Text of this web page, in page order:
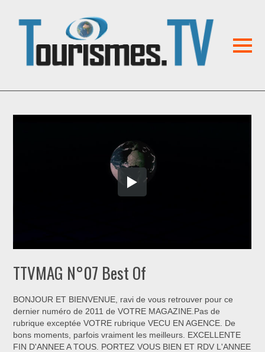
TTVMAG N°07 Best Of
BONJOUR ET BIENVENUE, ravi de vous retrouver pour ce
dernier numéro de 2011 de VOTRE MAGAZINE.Pas de
rubrique exceptée VOTRE rubrique VECU EN AGENCE. De
bons moments, parfois vraiment les meilleurs. EXCELLENTE
FIN D'ANNEE A TOUS. PORTEZ VOUS BIEN ET RDV L'ANNEE